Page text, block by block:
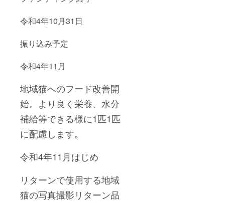
令和4年10月31日
振り込み予定
令和4年11月
地域猫へのフード改善開
始。より良く栄養、水分
補給等できる様に1匹1匹
に配慮します。
令和4年11月はじめ
リターンで使用する地域
猫の写真撮影リターン品